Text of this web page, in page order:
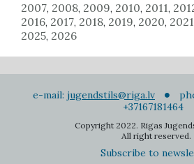
2007, 2008, 2009, 2010, 2011,
2016, 2017, 2018, 2019, 2020, 2021
2025, 2026
e-mail: jugendstils@riga.lv
+37167181464
Copyright 2022. Rigas
All right reserved.
Subscribe to